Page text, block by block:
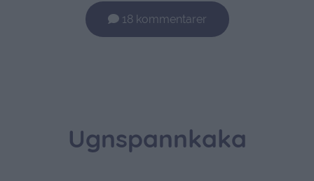
18 kommentarer
Ugnspannkaka